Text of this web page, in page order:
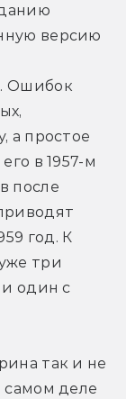
версию
Ошибок
а простое
в 1957-м
после
год. К
три
и один с
так и не
самом деле